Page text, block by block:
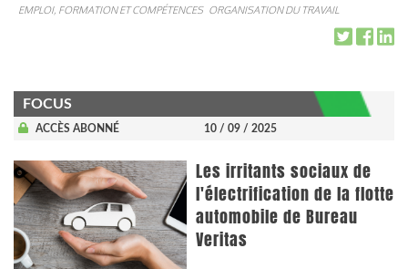
EMPLOI, FORMATION ET COMPÉTENCES ORGANISATION DU TRAVAIL
FOCUS
ACCÈS ABONNÉ 10 / 09 / 2025
Les irritants sociaux de
l'électrification de la flotte
automobile de Bureau
Veritas